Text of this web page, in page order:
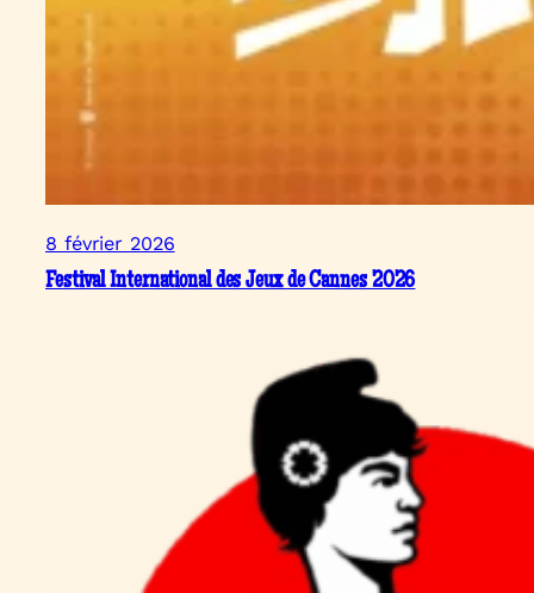
8 février 2026
Festival International des Jeux de Cannes 2026